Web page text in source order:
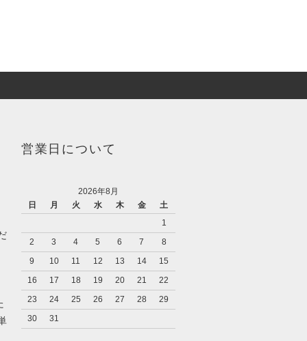
営業日について
2026年8月
日
月 火 水 木 金
土
1
2
3 4 5 6 7
8
9
10 11 12 13 14
15
16
17 18 19 20 21
22
23
24 25 26 27 28
29
30
31